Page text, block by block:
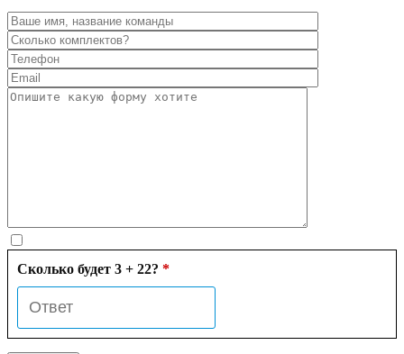
Сколько будет 3 + 22? *